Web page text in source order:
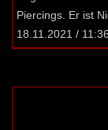
Piercings. Er ist
18.11.2021 /